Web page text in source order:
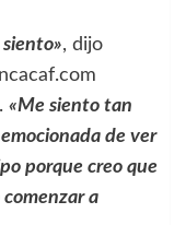
, dijo
«Me siento tan
de ver
porque creo que
a